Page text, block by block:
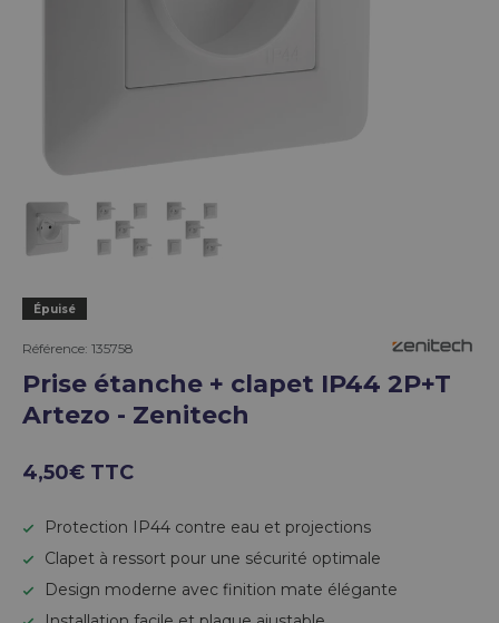
Épuisé
Référence: 135758
Prise étanche + clapet IP44 2P+T
Artezo - Zenitech
4,50€ TTC
Protection IP44 contre eau et projections
Clapet à ressort pour une sécurité optimale
Design moderne avec finition mate élégante